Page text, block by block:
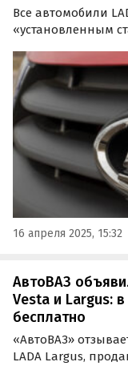
Все автомобили
«установленным
сообщение
группе
16 апреля 2025, 15:32
АвтоВАЗ
Vesta и Largus:
бесплатно
«АвтоВАЗ»
LADA Largus,